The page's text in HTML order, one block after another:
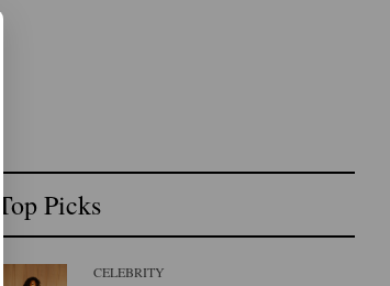
Top Picks
CELEBRITY